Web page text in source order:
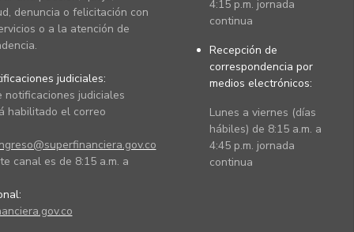
denuncia o felicitación con
o a la atención de
judiciales:
notificaciones judiciales
habilitado el correo
canal es de 8:15 a.m. a
4:15 p.m. jornada
continua
Recepción de
correspondencia por
medios electrónicos:
Lunes a viernes (días
hábiles) de 8:15 a.m. a
4:45 p.m. jornada
continua